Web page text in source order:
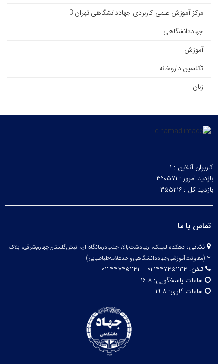
مرکز آموزش علمی کاربردی جهاددانشگاهی تهران 3
جهاددانشگاهی
آموزش
تکنسین داروخانه
زبان
کاربران آنلاین : ۱
بازدید امروز : ۳۲۰۵۷۱
بازدید کل : ۳۵۵۲۱۶
تماس با ما
نشانی: دهکده‌المپیک، زیبا‌دشت‌بالا، جنب‌درمانگاه ارم نبش‌گلستان‌چهارم‌شرقی، پلاک
۳ (معاونت‌آموزشی‌جهاد‌دانشگاهی‌واحد‌علامه‌طباطبایی)
تلفن: ۰۲۱۴۴۷۴۵۲۳۴ _ ۰۲۱۴۴۷۴۵۲۴۲
ساعات پاسخگویی: ۸-۱۶
ساعات کاری: ۸-۱۹